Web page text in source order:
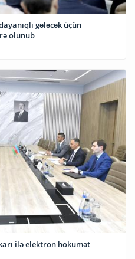
gələcək üçün
olunub
ilə elektron hökumət